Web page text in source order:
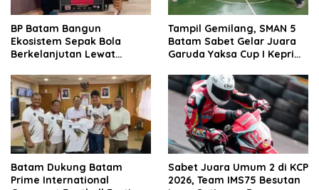
BP Batam Bangun
Ekosistem Sepak Bola
Berkelanjutan Lewat
Tampil Gemilang, SMAN 5
Batam Sabet Gelar Juara
Garuda Yaksa Cup I Kepri
Batam Dukung Batam
Prime International
Sabet Juara Umum 2 di KCP
2026, Team IMS75 Besutan